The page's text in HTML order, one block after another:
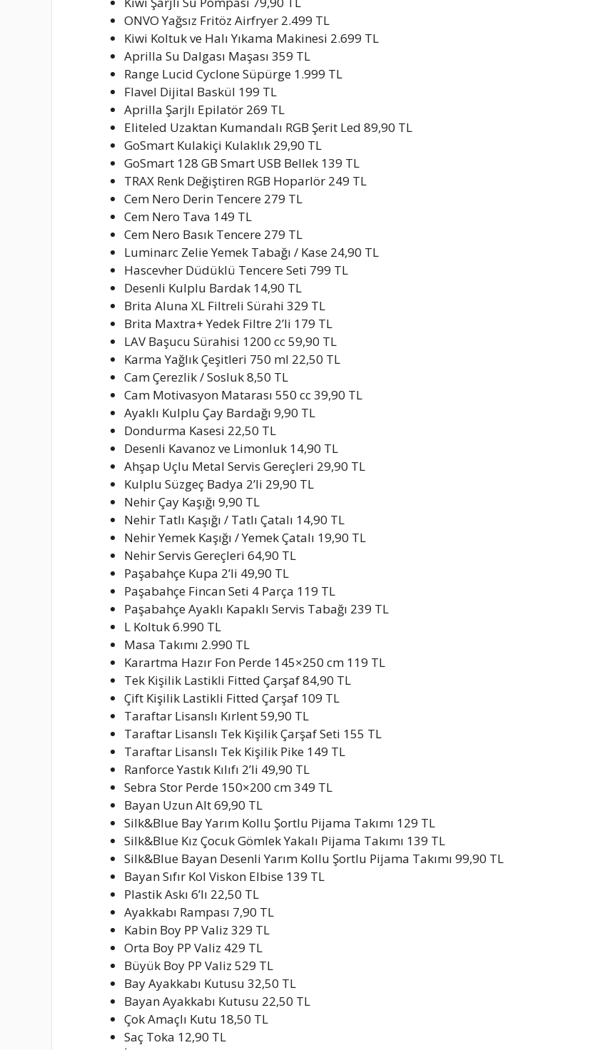
ONVO Yağsız Fritöz Airfryer 2.499 TL
Kiwi Koltuk ve Halı Yıkama Makinesi 2.699 TL
Aprilla Su Dalgası Maşası 359 TL
Range Lucid Cyclone Süpürge 1.999 TL
Flavel Dijital Baskül 199 TL
Aprilla Şarjlı Epilatör 269 TL
Eliteled Uzaktan Kumandalı RGB Şerit Led 89,90 TL
GoSmart Kulakiçi Kulaklık 29,90 TL
GoSmart 128 GB Smart USB Bellek 139 TL
TRAX Renk Değiştiren RGB Hoparlör 249 TL
Cem Nero Derin Tencere 279 TL
Cem Nero Tava 149 TL
Cem Nero Basık Tencere 279 TL
Luminarc Zelie Yemek Tabağı / Kase 24,90 TL
Hascevher Düdüklü Tencere Seti 799 TL
Desenli Kulplu Bardak 14,90 TL
Brita Aluna XL Filtreli Sürahi 329 TL
Brita Maxtra+ Yedek Filtre 2’li 179 TL
LAV Başucu Sürahisi 1200 cc 59,90 TL
Karma Yağlık Çeşitleri 750 ml 22,50 TL
Cam Çerezlik / Sosluk 8,50 TL
Cam Motivasyon Matarası 550 cc 39,90 TL
Ayaklı Kulplu Çay Bardağı 9,90 TL
Dondurma Kasesi 22,50 TL
Desenli Kavanoz ve Limonluk 14,90 TL
Ahşap Uçlu Metal Servis Gereçleri 29,90 TL
Kulplu Süzgeç Badya 2’li 29,90 TL
Nehir Çay Kaşığı 9,90 TL
Nehir Tatlı Kaşığı / Tatlı Çatalı 14,90 TL
Nehir Yemek Kaşığı / Yemek Çatalı 19,90 TL
Nehir Servis Gereçleri 64,90 TL
Paşabahçe Kupa 2’li 49,90 TL
Paşabahçe Fincan Seti 4 Parça 119 TL
Paşabahçe Ayaklı Kapaklı Servis Tabağı 239 TL
L Koltuk 6.990 TL
Masa Takımı 2.990 TL
Karartma Hazır Fon Perde 145×250 cm 119 TL
Tek Kişilik Lastikli Fitted Çarşaf 84,90 TL
Çift Kişilik Lastikli Fitted Çarşaf 109 TL
Taraftar Lisanslı Kırlent 59,90 TL
Taraftar Lisanslı Tek Kişilik Çarşaf Seti 155 TL
Taraftar Lisanslı Tek Kişilik Pike 149 TL
Ranforce Yastık Kılıfı 2’li 49,90 TL
Sebra Stor Perde 150×200 cm 349 TL
Bayan Uzun Alt 69,90 TL
Silk&Blue Bay Yarım Kollu Şortlu Pijama Takımı 129 TL
Silk&Blue Kız Çocuk Gömlek Yakalı Pijama Takımı 139 TL
Silk&Blue Bayan Desenli Yarım Kollu Şortlu Pijama Takımı 99,90 TL
Bayan Sıfır Kol Viskon Elbise 139 TL
Plastik Askı 6’lı 22,50 TL
Ayakkabı Rampası 7,90 TL
Kabin Boy PP Valiz 329 TL
Orta Boy PP Valiz 429 TL
Büyük Boy PP Valiz 529 TL
Bay Ayakkabı Kutusu 32,50 TL
Bayan Ayakkabı Kutusu 22,50 TL
Çok Amaçlı Kutu 18,50 TL
Saç Toka 12,90 TL